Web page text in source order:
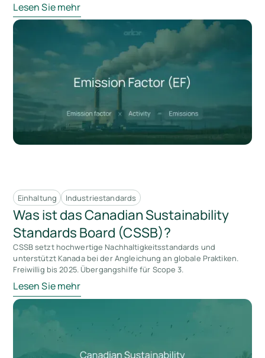
Lesen Sie mehr
Einhaltung Industriestandards
Was ist das Canadian Sustainability
Standards Board (CSSB)?
CSSB setzt hochwertige Nachhaltigkeitsstandards und
unterstützt Kanada bei der Angleichung an globale Praktiken.
Freiwillig bis 2025. Übergangshilfe für Scope 3.
Lesen Sie mehr